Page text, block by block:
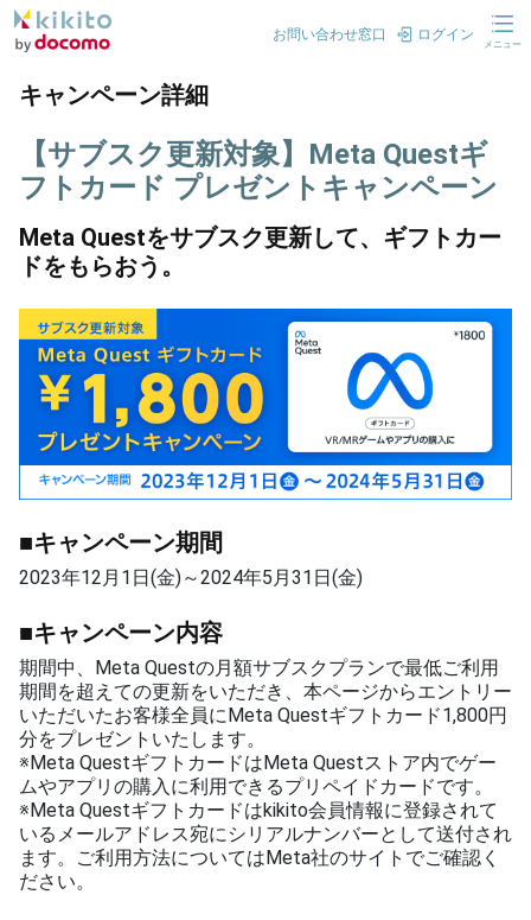
お問い合わせ窓口 ログイン
メニュー
キャンペーン詳細
【サブスク更新対象】Meta Questギ
フトカード プレゼントキャンペーン
Meta Questをサブスク更新して、ギフトカー
ドをもらおう。
■キャンペーン期間
2023年12月1日(金)～2024年5月31日(金)
■キャンペーン内容
期間中、Meta Questの月額サブスクプランで最低ご利用
期間を超えての更新をいただき、本ページからエントリー
いただいたお客様全員にMeta Questギフトカード1,800円
分をプレゼントいたします。
※Meta QuestギフトカードはMeta Questストア内でゲー
ムやアプリの購入に利用できるプリペイドカードです。
※Meta Questギフトカードはkikito会員情報に登録されて
いるメールアドレス宛にシリアルナンバーとして送付され
ます。ご利用方法についてはMeta社のサイトでご確認く
ださい。